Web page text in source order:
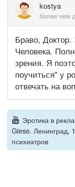
kostya
более чем
Браво, Доктор.
Человека.
зрения. Я
поучиться" у
отвечать на
Эротика в
Giese. Ленинград,
психиатров